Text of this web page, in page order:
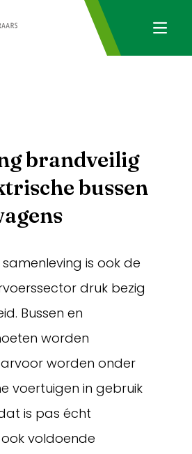
brandveilig
bussen
is ook de
druk bezig
Bussen en
worden
worden onder
voertuigen in gebruik
is pas écht
voldoende